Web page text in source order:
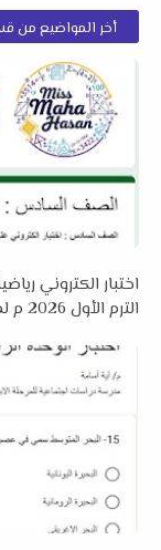
أخر المواضيع من
اختبار الكتروني
الترم الأول 2026 م لميس مها حسن